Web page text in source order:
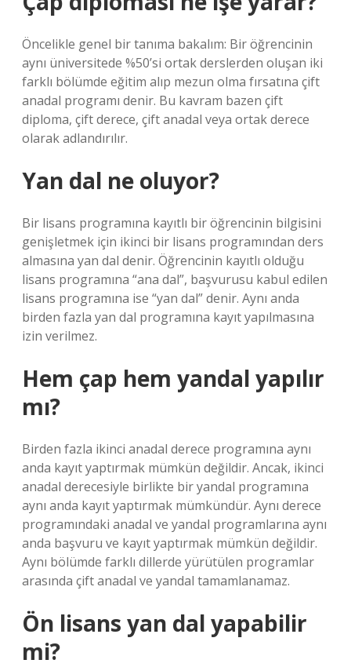
Öncelikle genel bir tanıma bakalım: Bir öğrencinin
aynı üniversitede %50’si ortak derslerden oluşan iki
farklı bölümde eğitim alıp mezun olma fırsatına çift
anadal programı denir. Bu kavram bazen çift
diploma, çift derece, çift anadal veya ortak derece
olarak adlandırılır.
Yan dal ne oluyor?
Bir lisans programına kayıtlı bir öğrencinin bilgisini
genişletmek için ikinci bir lisans programından ders
almasına yan dal denir. Öğrencinin kayıtlı olduğu
lisans programına “ana dal”, başvurusu kabul edilen
lisans programına ise “yan dal” denir. Aynı anda
birden fazla yan dal programına kayıt yapılmasına
izin verilmez.
Hem çap hem yandal yapılır
mı?
Birden fazla ikinci anadal derece programına aynı
anda kayıt yaptırmak mümkün değildir. Ancak, ikinci
anadal derecesiyle birlikte bir yandal programına
aynı anda kayıt yaptırmak mümkündür. Aynı derece
programındaki anadal ve yandal programlarına aynı
anda başvuru ve kayıt yaptırmak mümkün değildir.
Aynı bölümde farklı dillerde yürütülen programlar
arasında çift anadal ve yandal tamamlanamaz.
Ön lisans yan dal yapabilir
mi?